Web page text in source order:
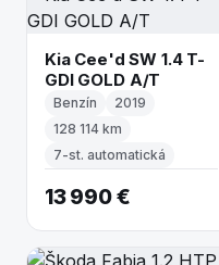
Kia Cee'd SW 1.4 T-
GDI GOLD A/T
Benzín
2019
128 114 km
7-st. automatická
13 990 €